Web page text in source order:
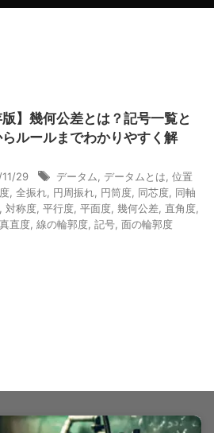
版】幾何公差とは？記号一覧と
ルールまでわかりやすく解
29 データム, データムとは, 位置
, 全振れ, 円周振れ, 円筒度, 同芯度, 同軸
, 対称度, 平行度, 平面度, 幾何公差, 直角度,
真直度, 線の輪郭度, 記号, 面の輪郭度